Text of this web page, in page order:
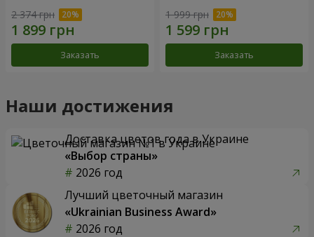
2 374 грн
Заказать
1 999 грн
Заказать
Наши достижения
Доставка цветов года в Украине
«Выбор страны»
2026 год
Лучший цветочный магазин
«Ukrainian Business Award»
2026 год